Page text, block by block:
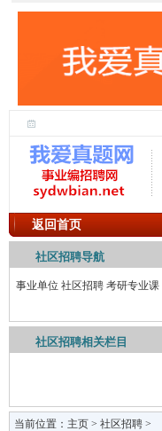
返回首页
社区招聘导航
事业单位 社区招聘 考研专业课
社区招聘相关栏目
当前位置： 主页 > 社区招聘 >